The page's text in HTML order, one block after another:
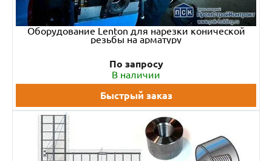
Оборудование Lenton для нарезки конической
резьбы на арматуру
По запросу
В наличии
Быстрый заказ